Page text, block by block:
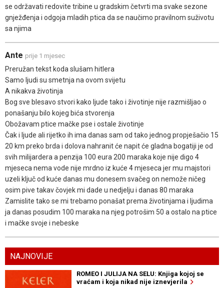
se održavati redovite tribine u gradskim četvrti ma svake sezone
gnježđenja i odgoja mladih ptica da se naučimo pravilnom suživotu
sa njima
Ante prije 1 mjesec
Preružan tekst koda slušam hitlera
Samo ljudi su smetnja na ovom svijetu
A nikakva životinja
Bog sve blesavo stvori kako ljude tako i životinje nije razmišljao o
ponašanju bilo kojeg bića stvorenja
Obožavam ptice mačke pse i ostale životinje
Čak i ljude ali rijetko ih ima danas sam od tako jednog propješačio 15
20 km preko brda i dolova nahranit će napit će gladna bogatiji je od
svih milijardera a penzija 100 eura 200 maraka koje nije digo 4
mjeseca nema vode nije mrdno iz kuće 4 mjeseca jer mu majstori
uzeli ključ od kuće danas mu donesem svačeg on nemože ničeg
osim pive takav čovjek mi dade u nedjelju i danas 80 maraka
Zamislite tako se mi trebamo ponašat prema životinjama i ljudima
ja danas posudim 100 maraka na njeg potrošim 50 a ostalo na ptice
i mačke svoje i nebeske
NAJNOVIJE
ROMEO I JULIJA NA SELU: Knjiga kojoj se
vraćam i koja nikad nije iznevjerila